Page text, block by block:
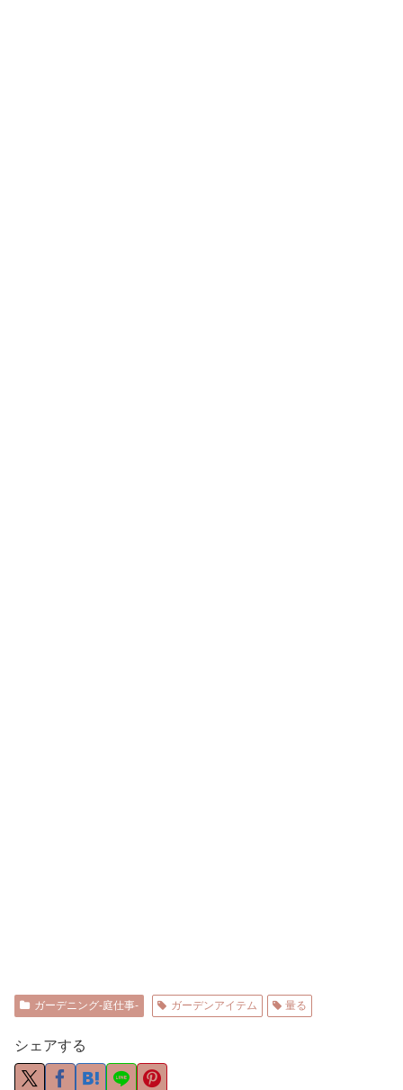
ガーデニング-庭仕事- ガーデンアイテム 量る
シェアする